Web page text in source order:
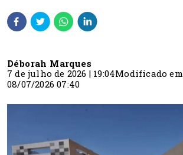
Déborah Marques
7 de julho de 2026 | 19:04Modificado em
08/07/2026 07:40